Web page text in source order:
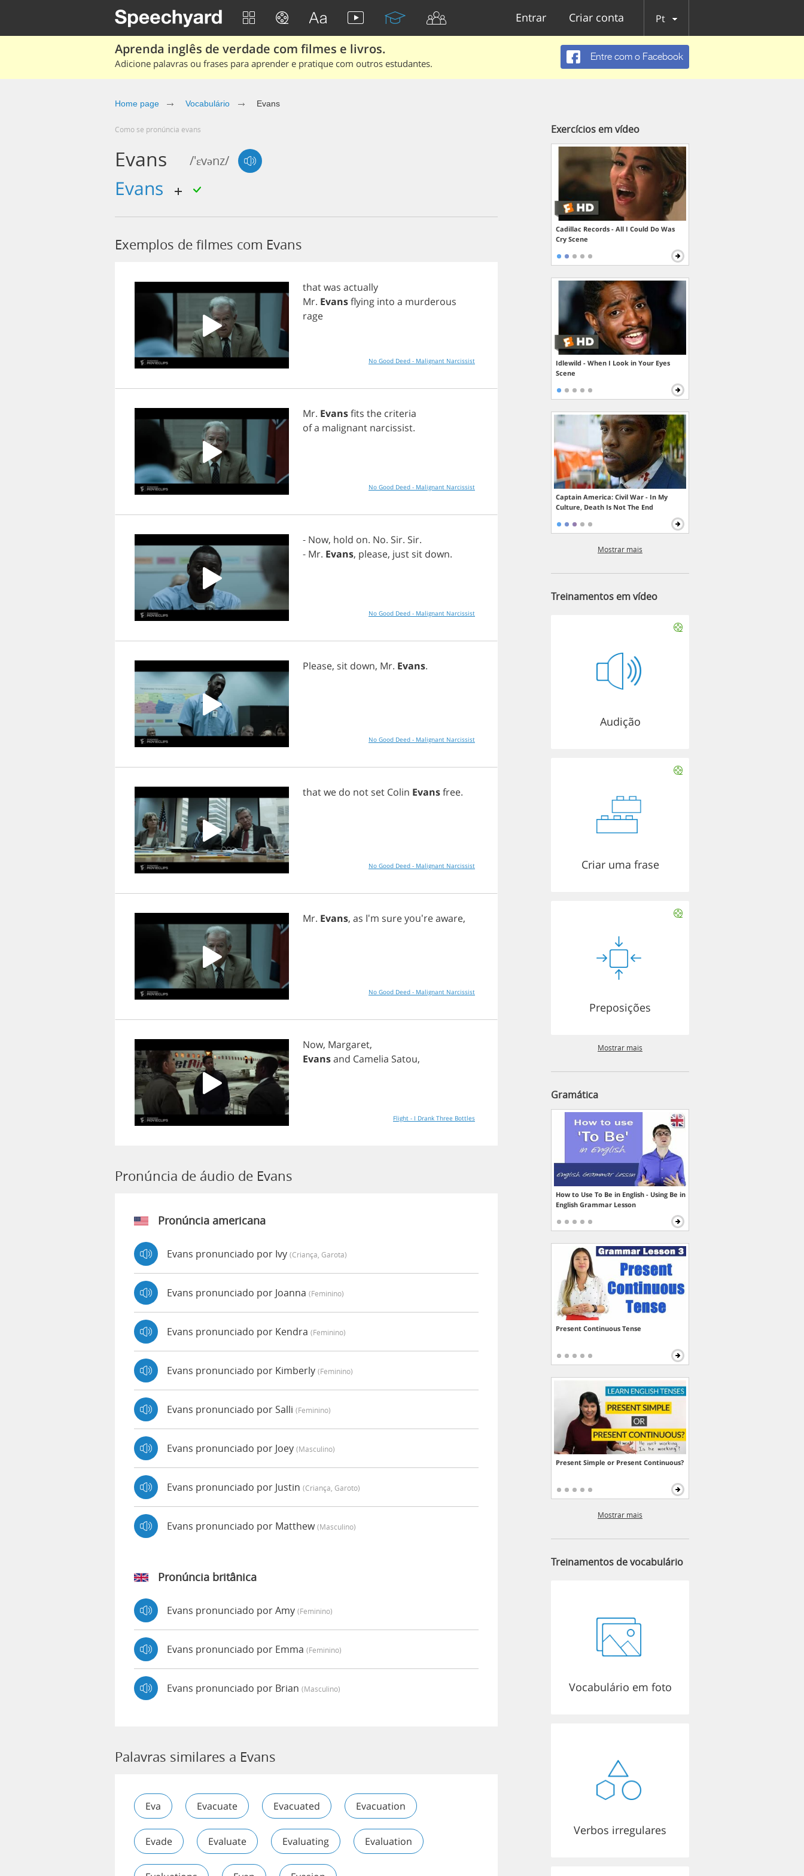
Entrar Criar conta Pt
Aprenda inglês de verdade com filmes e livros.
Adicione palavras ou frases para aprender e pratique com outros estudantes.
Entre com o Facebook
Home page Vocabulário Evans
Como se pronúncia evans
Evans /'ɛvənz/
evans
Exemplos de filmes com Evans
thatwas actually
Mr. Evansflying into a murderous
rage
No Good Deed - Malignant Narcissist
Mr. Evansfits the criteria
ofa malignant narcissist.
No Good Deed - Malignant Narcissist
- Now, hold on. No. Sir. Sir.
- Mr. Evans, please, just sit down.
No Good Deed - Malignant Narcissist
Please, sit down, Mr. Evans.
No Good Deed - Malignant Narcissist
thatwe do not set Colin Evansfree.
No Good Deed - Malignant Narcissist
Mr. Evans, as I'm sureyou'reaware,
No Good Deed - Malignant Narcissist
Now, Margaret,
Evansand Camelia Satou,
Flight - I Drank Three Bottles
Pronúncia de áudio de Evans
Pronúncia americana
Evans pronunciado por Ivy (criança, Garota)
Evans pronunciado por Joanna (feminino)
Evans pronunciado por Kendra (feminino)
Evans pronunciado por Kimberly (feminino)
Evans pronunciado por Salli (feminino)
Evans pronunciado por Joey (masculino)
Evans pronunciado por Justin (criança, Garoto)
Evans pronunciado por Matthew(masculino)
Pronúncia britânica
Evans pronunciado por Amy (feminino)
Evans pronunciado por Emma (feminino)
Evans pronunciado por Brian (masculino)
Palavras similares a Evans
Eva Evacuate Evacuated Evacuation
Evade Evaluate Evaluating Evaluation
Exercícios em vídeo
Cadillac Records - All I Could Do Was
Cry Scene
Idlewild - When I Look in Your Eyes
Scene
Captain America: Civil War - In My
Culture, Death Is Not The End
Mostrar mais
Treinamentos em vídeo
Audição
Criar uma frase
Preposições
Mostrar mais
Gramática
How to Use To Be in English - Using Be in
English Grammar Lesson
Present Continuous Tense
Present Simple or Present Continuous?
Mostrar mais
Treinamentos de vocabulário
Vocabulário em foto
Verbos irregulares